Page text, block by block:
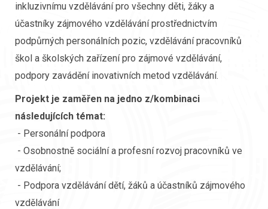
inkluzivnímu vzdělávání pro všechny děti, žáky a
účastníky zájmového vzdělávání prostřednictvím
podpůrných personálních pozic, vzdělávání pracovníků
škol a školských zařízení pro zájmové vzdělávání,
podpory zavádění inovativních metod vzdělávání.
Projekt je zaměřen na jedno z/kombinaci
následujících témat:
- Personální podpora
- Osobnostně sociální a profesní rozvoj pracovníků ve
vzdělávání;
- Podpora vzdělávání dětí, žáků a účastníků zájmového
vzdělávání